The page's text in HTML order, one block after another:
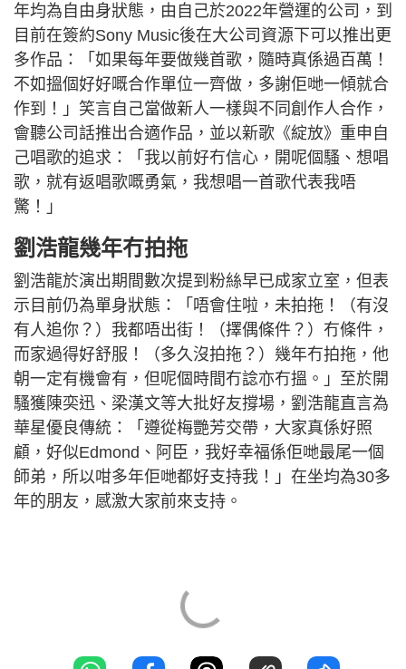
年均為自由身狀態，由自己於2022年營運的公司，到
目前在簽約Sony Music後在大公司資源下可以推出更
多作品：「如果每年要做幾首歌，隨時真係過百萬！
不如搵個好好嘅合作單位一齊做，多謝佢哋一傾就合
作到！」笑言自己當做新人一樣與不同創作人合作，
會聽公司話推出合適作品，並以新歌《綻放》重申自
己唱歌的追求：「我以前好冇信心，開呢個騷、想唱
歌，就有返唱歌嘅勇氣，我想唱一首歌代表我唔
驚！」
劉浩龍幾年冇拍拖
劉浩龍於演出期間數次提到粉絲早已成家立室，但表
示目前仍為單身狀態：「唔會住啦，未拍拖！（有沒
有人追你？）我都唔出街！（擇偶條件？）冇條件，
而家過得好舒服！（多久沒拍拖？）幾年冇拍拖，他
朝一定有機會有，但呢個時間冇諗亦冇搵。」至於開
騷獲陳奕迅、梁漢文等大批好友撐場，劉浩龍直言為
華星優良傳統：「遵從梅艷芳交帶，大家真係好照
顧，好似Edmond、阿臣，我好幸福係佢哋最尾一個
師弟，所以咁多年佢哋都好支持我！」在坐均為30多
年的朋友，感激大家前來支持。